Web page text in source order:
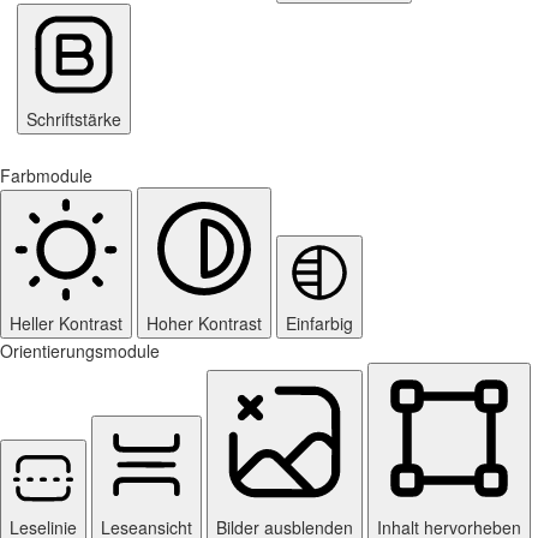
Schriftstärke
Farbmodule
Heller Kontrast Hoher Kontrast
Einfarbig
Orientierungsmodule
Leselinie Leseansicht Bilder ausblenden Inhalt hervorheben